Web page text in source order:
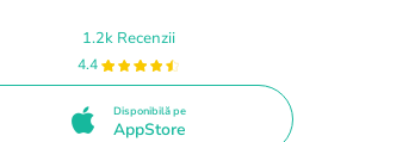
1.2k Recenzii
4.4
Disponibilă pe
AppStore